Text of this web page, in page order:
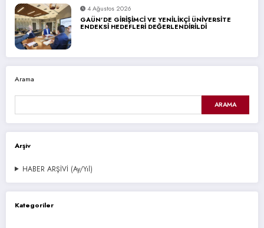
4 Ağustos 2026
GAÜN’DE GİRİŞİMCİ VE YENİLİKÇİ ÜNİVERSİTE
ENDEKSİ HEDEFLERİ DEĞERLENDİRİLDİ
Arama
ARAMA
Arşiv
HABER ARŞİVİ (Ay/Yıl)
Kategoriler